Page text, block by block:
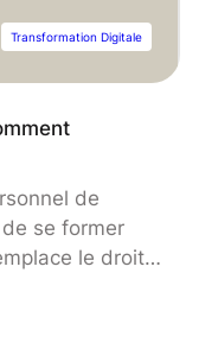
Transformation Digitale
de
se former
le droit